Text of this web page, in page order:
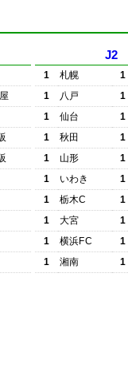
J2
1 札幌
1
1
八戸
1
1
仙台
1
1
秋田
1
1
山形
1
1
いわき
1
1
栃木C
1
1
大宮
1
1
横浜FC
1
1
湘南 1